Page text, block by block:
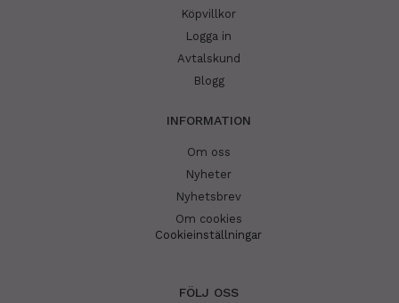
Köpvillkor
Logga in
Avtalskund
Blogg
INFORMATION
Om oss
Nyheter
Nyhetsbrev
Om cookies
Cookieinställningar
FÖLJ OSS